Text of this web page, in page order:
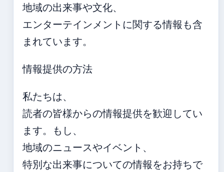
地域の出来事や文化、
エンターテインメントに関する情報も含
まれています。
情報提供の方法
私たちは、
読者の皆様からの情報提供を歓迎してい
ます。もし、
地域のニュースやイベント、
特別な出来事についての情報をお持ちで